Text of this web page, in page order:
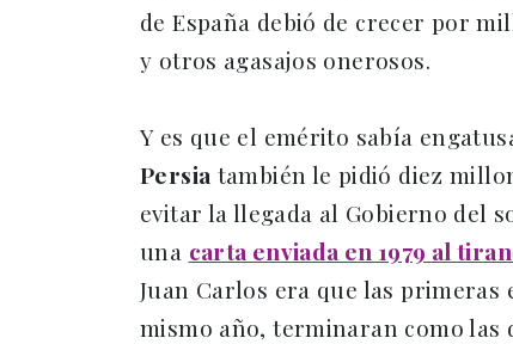
de España debió de crecer por
y otros agasajos onerosos.
Y es que el emérito sabía
Persia también le pidió diez
evitar la llegada al Gobierno del
una carta enviada en 1979 al
Juan Carlos era que las primeras
mismo año, terminaran como las